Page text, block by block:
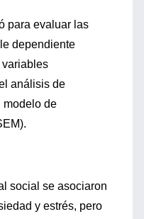
para evaluar las
dependiente
variables
análisis de
modelo de
social se asociaron
y estrés, pero